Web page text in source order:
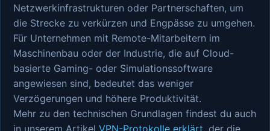
Netzwerkinfrastrukturen oder Partnerschaften, um
die Strecke zu verkürzen und Engpässe zu umgehen.
Für Unternehmen mit Remote-Mitarbeitern im
Maschinenbau oder der Industrie, die auf Cloud-
basierte Gaming- oder Simulationssoftware
angewiesen sind, bedeutet das weniger
Verzögerungen und höhere Produktivität.
Mehr zu den technischen Grundlagen findest du auch